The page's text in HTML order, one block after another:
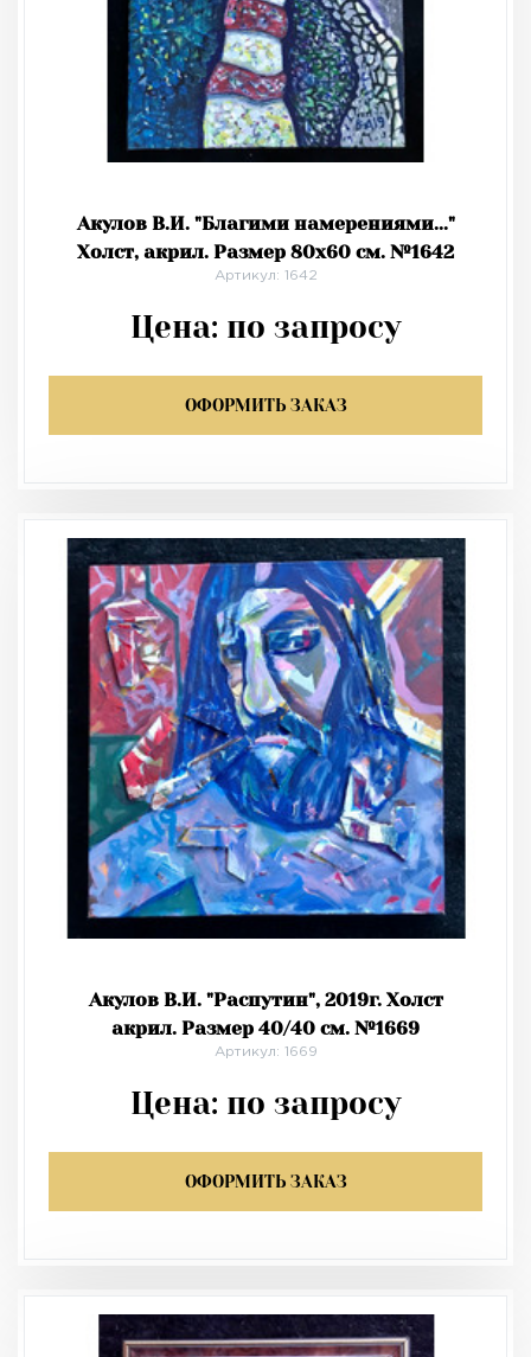
Акулов В.И. "Благими намерениями..."
Холст, акрил. Размер 80х60 см. №1642
Артикул: 1642
Цена: по запросу
ОФОРМИТЬ ЗАКАЗ
Акулов В.И. "Распутин", 2019г. Холст
акрил. Размер 40/40 см. №1669
Артикул: 1669
Цена: по запросу
ОФОРМИТЬ ЗАКАЗ